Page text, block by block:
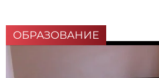
ОБРАЗОВАНИЕ